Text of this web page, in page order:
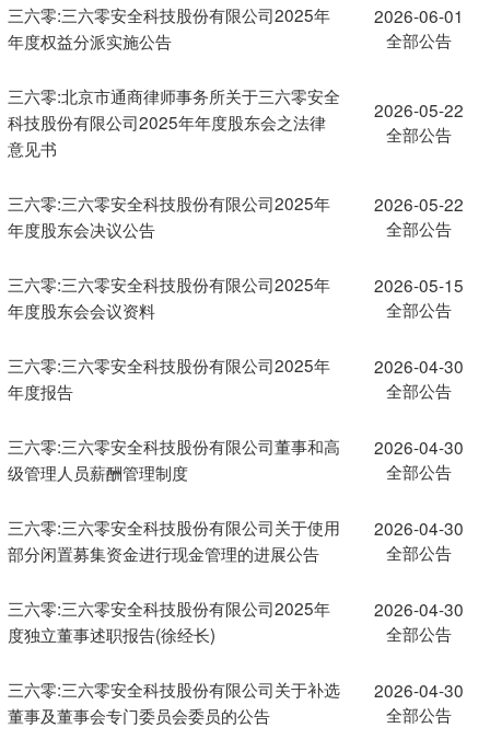
三六零:三六零安全科技股份有限公司2025年
年度权益分派实施公告
2026-06-01
全部公告
三六零:北京市通商律师事务所关于三六零安全
科技股份有限公司2025年年度股东会之法律
意见书
2026-05-22
全部公告
三六零:三六零安全科技股份有限公司2025年
年度股东会决议公告
2026-05-22
全部公告
三六零:三六零安全科技股份有限公司2025年
年度股东会会议资料
2026-05-15
全部公告
三六零:三六零安全科技股份有限公司2025年
年度报告
2026-04-30
全部公告
三六零:三六零安全科技股份有限公司董事和高
级管理人员薪酬管理制度
2026-04-30
全部公告
三六零:三六零安全科技股份有限公司关于使用
部分闲置募集资金进行现金管理的进展公告
2026-04-30
全部公告
三六零:三六零安全科技股份有限公司2025年
度独立董事述职报告(徐经长)
2026-04-30
全部公告
三六零:三六零安全科技股份有限公司关于补选
董事及董事会专门委员会委员的公告
2026-04-30
全部公告